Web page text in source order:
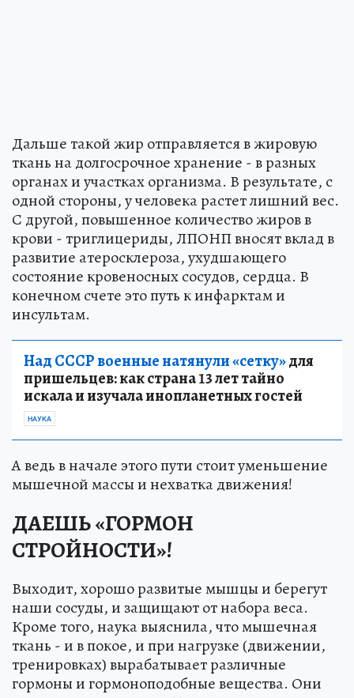
Дальше такой жир отправляется в жировую
ткань на долгосрочное хранение - в разных
органах и участках организма. В результате, с
одной стороны, у человека растет лишний вес.
С другой, повышенное количество жиров в
крови - триглицериды, ЛПОНП вносят вклад в
развитие атеросклероза, ухудшающего
состояние кровеносных сосудов, сердца. В
конечном счете это путь к инфарктам и
инсультам.
Над СССР военные натянули «сетку»для
пришельцев: как страна 13 лет тайно
искала и изучала инопланетных гостей
НАУКА
А ведь в начале этого пути стоит уменьшение
мышечной массы и нехватка движения!
ДАЕШЬ «ГОРМОН
СТРОЙНОСТИ»!
Выходит, хорошо развитые мышцы и берегут
наши сосуды, и защищают от набора веса.
Кроме того, наука выяснила, что мышечная
ткань - и в покое, и при нагрузке (движении,
тренировках) вырабатывает различные
гормоны и гормоноподобные вещества. Они